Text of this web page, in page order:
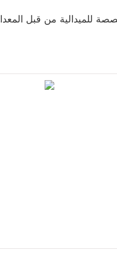
للميدالية من قبل